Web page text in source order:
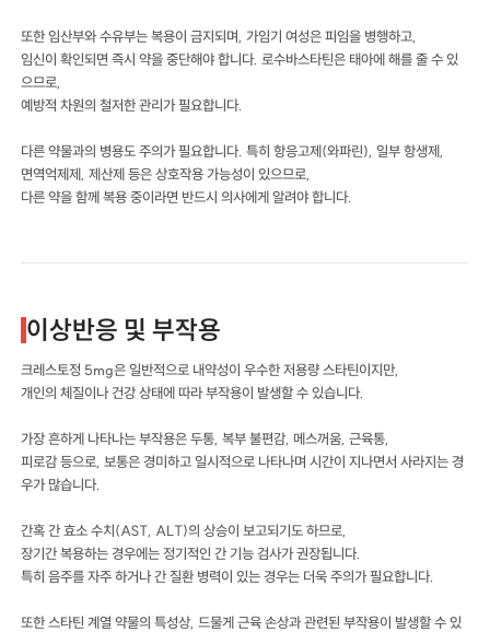
또한 임산부와 수유부는 복용이 금지되며, 가임기 여성은 피임을 병행하고,
임신이 확인되면 즉시 약을 중단해야 합니다. 로수바스타틴은 태아에 해를 줄 수 있
으므로,
예방적 차원의 철저한 관리가 필요합니다.
다른 약물과의 병용도 주의가 필요합니다. 특히 항응고제(와파린), 일부 항생제,
면역억제제, 제산제 등은 상호작용 가능성이 있으므로,
다른 약을 함께 복용 중이라면 반드시 의사에게 알려야 합니다.
이상반응 및 부작용
크레스토정 5mg은 일반적으로 내약성이 우수한 저용량 스타틴이지만,
개인의 체질이나 건강 상태에 따라 부작용이 발생할 수 있습니다.
가장 흔하게 나타나는 부작용은 두통, 복부 불편감, 메스꺼움, 근육통,
피로감 등으로, 보통은 경미하고 일시적으로 나타나며 시간이 지나면서 사라지는 경
우가 많습니다.
간혹 간 효소 수치(AST, ALT)의 상승이 보고되기도 하므로,
장기간 복용하는 경우에는 정기적인 간 기능 검사가 권장됩니다.
특히 음주를 자주 하거나 간 질환 병력이 있는 경우는 더욱 주의가 필요합니다.
또한 스타틴 계열 약물의 특성상, 드물게 근육 손상과 관련된 부작용이 발생할 수 있